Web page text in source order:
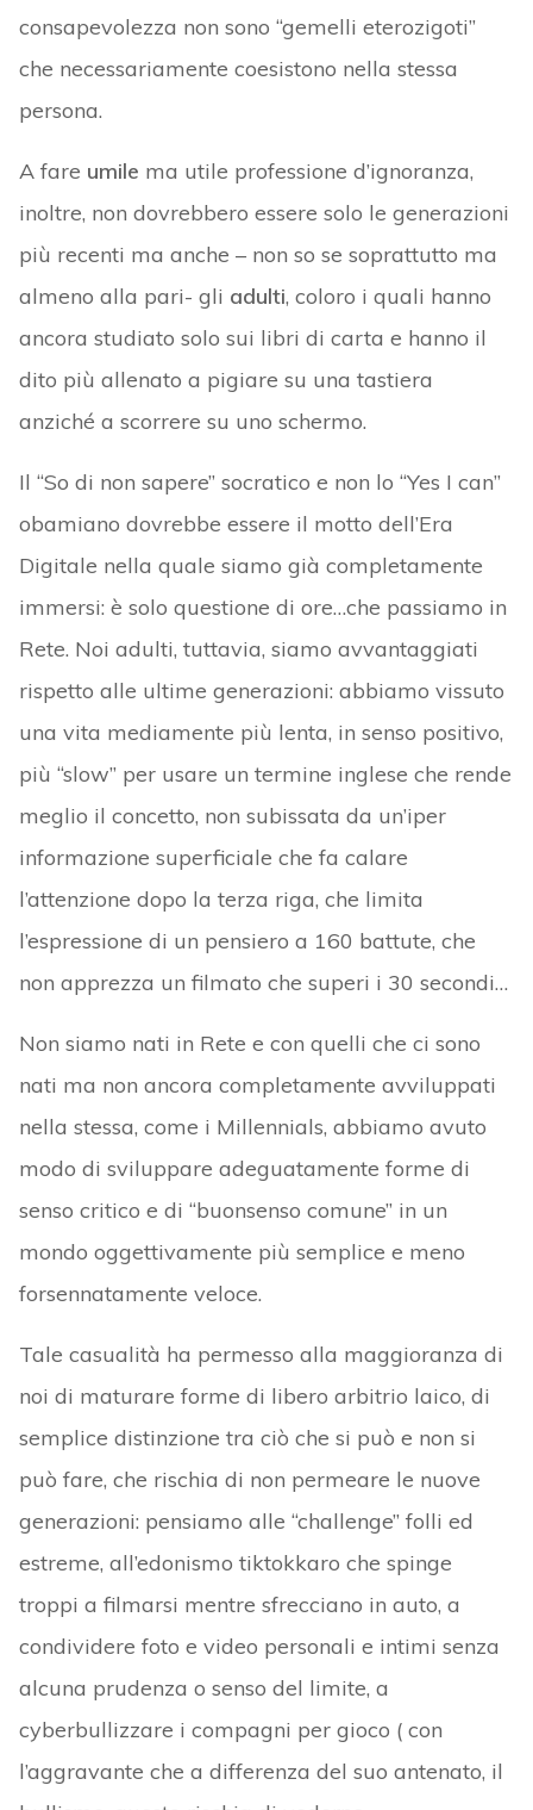
consapevolezza non sono “gemelli eterozigoti”
che necessariamente coesistono nella stessa
persona.
A fare umile ma utile professione d’ignoranza,
inoltre, non dovrebbero essere solo le generazioni
più recenti ma anche – non so se soprattutto ma
almeno alla pari- gli adulti, coloro i quali hanno
ancora studiato solo sui libri di carta e hanno il
dito più allenato a pigiare su una tastiera
anziché a scorrere su uno schermo.
Il “So di non sapere” socratico e non lo “Yes I can”
obamiano dovrebbe essere il motto dell’Era
Digitale nella quale siamo già completamente
immersi: è solo questione di ore…che passiamo in
Rete. Noi adulti, tuttavia, siamo avvantaggiati
rispetto alle ultime generazioni: abbiamo vissuto
una vita mediamente più lenta, in senso positivo,
più “slow” per usare un termine inglese che rende
meglio il concetto, non subissata da un’iper
informazione superficiale che fa calare
l’attenzione dopo la terza riga, che limita
l’espressione di un pensiero a 160 battute, che
non apprezza un filmato che superi i 30 secondi…
Non siamo nati in Rete e con quelli che ci sono
nati ma non ancora completamente avviluppati
nella stessa, come i Millennials, abbiamo avuto
modo di sviluppare adeguatamente forme di
senso critico e di “buonsenso comune” in un
mondo oggettivamente più semplice e meno
forsennatamente veloce.
Tale casualità ha permesso alla maggioranza di
noi di maturare forme di libero arbitrio laico, di
semplice distinzione tra ciò che si può e non si
può fare, che rischia di non permeare le nuove
generazioni: pensiamo alle “challenge” folli ed
estreme, all’edonismo tiktokkaro che spinge
troppi a filmarsi mentre sfrecciano in auto, a
condividere foto e video personali e intimi senza
alcuna prudenza o senso del limite, a
cyberbullizzare i compagni per gioco ( con
l’aggravante che a differenza del suo antenato, il